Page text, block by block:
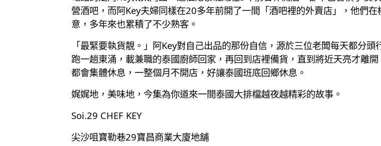
營酒吧，而阿Key夫婦同樣在20多年前開了一間「酒吧裡的外賣店」，他們
意，多年來也累積了不少熟客。
「最緊要執貨靚。」阿Key對自己出品的那份自信，源於三位老闆每天都分
跑一趟東涌，載兼職的泰國廚師回家，再回到店裡備貨，直到將近天亮才離
都會集體休息，一整個月不開店，好讓泰國班底回鄉休息。
娓娓地，美味地，今集為你道來一間泰國大排檔越夜越精彩的故事。
Soi.29 CHEF KEY
尖沙咀寶勒巷29寶昌商業大廈地舖